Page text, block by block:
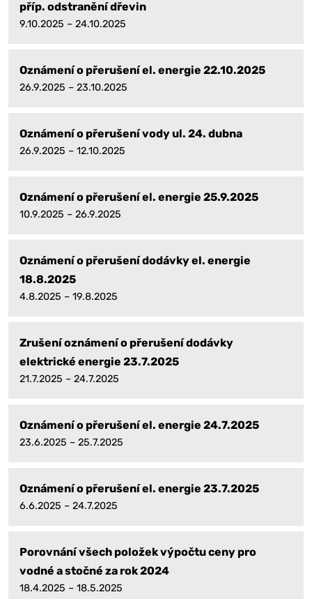
příp. odstranění dřevin
9.10.2025 – 24.10.2025
Oznámení o přerušení el. energie 22.10.2025
26.9.2025 – 23.10.2025
Oznámení o přerušení vody ul. 24. dubna
26.9.2025 – 12.10.2025
Oznámení o přerušení el. energie 25.9.2025
10.9.2025 – 26.9.2025
Oznámení o přerušení dodávky el. energie
18.8.2025
4.8.2025 – 19.8.2025
Zrušení oznámení o přerušení dodávky
elektrické energie 23.7.2025
21.7.2025 – 24.7.2025
Oznámení o přerušení el. energie 24.7.2025
23.6.2025 – 25.7.2025
Oznámení o přerušení el. energie 23.7.2025
6.6.2025 – 24.7.2025
Porovnání všech položek výpočtu ceny pro
vodné a stočné za rok 2024
18.4.2025 – 18.5.2025